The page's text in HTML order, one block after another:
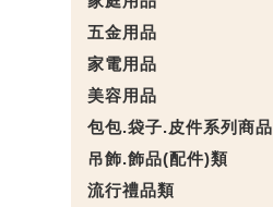
五金用品
家電用品
美容用品
包包.袋子.皮件系列商品
吊飾.飾品(配件)類
流行禮品類